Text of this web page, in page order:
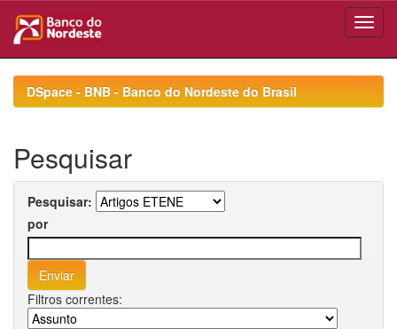
navigationDSpace - BNB - Banco do Nordeste do Brasil
Pesquisar
Pesquisar:
por
Filtros correntes: